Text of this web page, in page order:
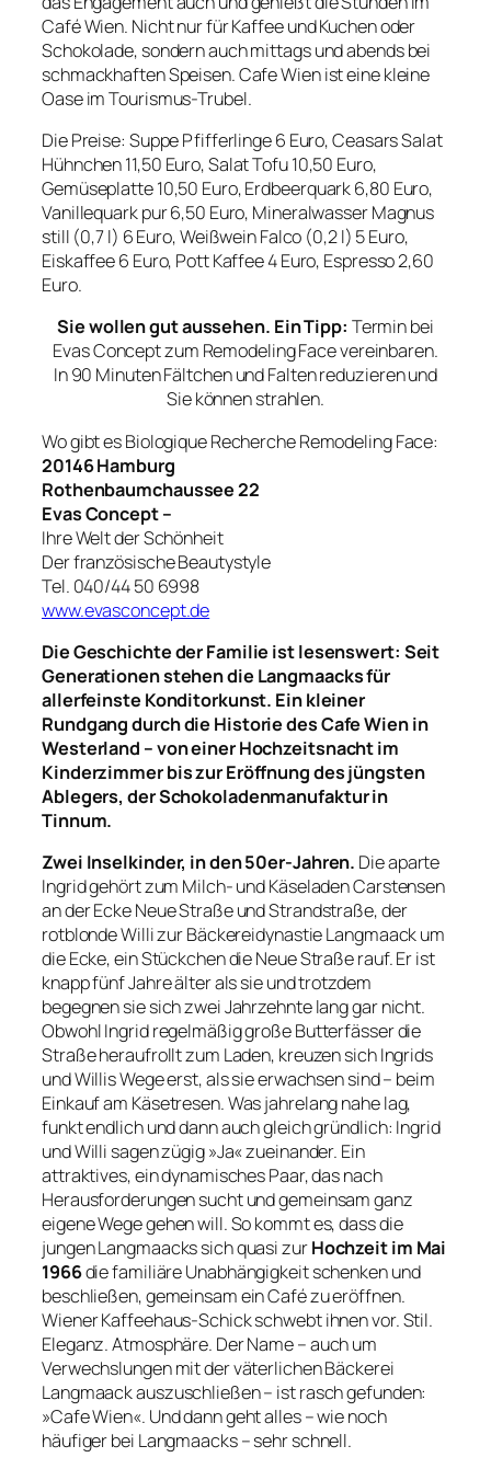
Café Wien. Nicht nur für Kaffee und Kuchen oder
Schokolade, sondern auch mittags und abends bei
schmackhaften Speisen. Cafe Wien ist eine kleine
Oase im Tourismus-Trubel.
Die Preise: Suppe Pfifferlinge 6 Euro, Ceasars Salat
Hühnchen 11,50 Euro, Salat Tofu 10,50 Euro,
Gemüseplatte 10,50 Euro, Erdbeerquark 6,80 Euro,
Vanillequark pur 6,50 Euro, Mineralwasser Magnus
still (0,7 l) 6 Euro, Weißwein Falco (0,2 l) 5 Euro,
Eiskaffee 6 Euro, Pott Kaffee 4 Euro, Espresso 2,60
Euro.
Sie wollen gut aussehen. Ein Tipp: Termin bei
Evas Concept zum Remodeling Face vereinbaren.
In 90 Minuten Fältchen und Falten reduzieren und
Sie können strahlen.
Wo gibt es Biologique Recherche Remodeling Face:
20146 Hamburg
Rothenbaumchaussee 22
Evas Concept –
Ihre Welt der Schönheit
Der französische Beautystyle
Tel. 040/44 50 6998
www.evasconcept.de
Die Geschichte der Familie ist lesenswert: Seit
Generationen stehen die Langmaacks für
allerfeinste Konditorkunst. Ein kleiner
Rundgang durch die Historie des Cafe Wien in
Westerland – von einer Hochzeitsnacht im
Kinderzimmer bis zur Eröffnung des jüngsten
Ablegers, der Schokoladenmanufaktur in
Tinnum.
Zwei Inselkinder, in den 50er-Jahren. Die aparte
Ingrid gehört zum Milch- und Käseladen Carstensen
an der Ecke Neue Straße und Strandstraße, der
rotblonde Willi zur Bäckereidynastie Langmaack um
die Ecke, ein Stückchen die Neue Straße rauf. Er ist
knapp fünf Jahre älter als sie und trotzdem
begegnen sie sich zwei Jahrzehnte lang gar nicht.
Obwohl Ingrid regelmäßig große Butterfässer die
Straße heraufrollt zum Laden, kreuzen sich Ingrids
und Willis Wege erst, als sie erwachsen sind – beim
Einkauf am Käsetresen. Was jahrelang nahe lag,
funkt endlich und dann auch gleich gründlich: Ingrid
und Willi sagen zügig »Ja« zueinander. Ein
attraktives, ein dynamisches Paar, das nach
Herausforderungen sucht und gemeinsam ganz
eigene Wege gehen will. So kommt es, dass die
jungen Langmaacks sich quasi zurHochzeit im Mai
1966die familiäre Unabhängigkeit schenken und
beschließen, gemeinsam ein Café zu eröffnen.
Wiener Kaffeehaus-Schick schwebt ihnen vor. Stil.
Eleganz. Atmosphäre. Der Name – auch um
Verwechslungen mit der väterlichen Bäckerei
Langmaack auszuschließen – ist rasch gefunden:
»Cafe Wien«. Und dann geht alles – wie noch
häufiger bei Langmaacks – sehr schnell.